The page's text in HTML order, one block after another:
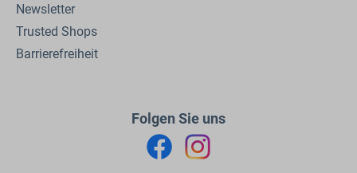
Newsletter
Trusted Shops
Barrierefreiheit
Folgen Sie uns